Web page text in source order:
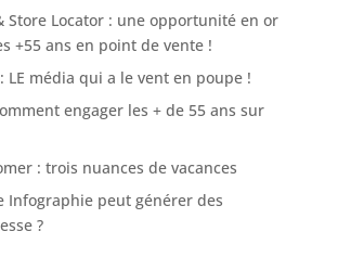
Store Locator : une opportunité en or
+55 ans en point de vente !
LE média qui a le vent en poupe !
engager les + de 55 ans sur
: trois nuances de vacances
Infographie peut générer des
?